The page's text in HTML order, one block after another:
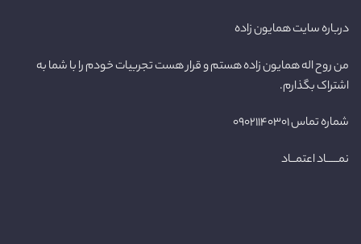
درباره سایت همایون زاده
من روح اله همایون زاده هستم و قرار هست تجربیات خودم را با شما به
اشتراک بگذارم.
شماره تماس ۰۹۰۲۱۱۴۰۳۰۱
نمـــــاد اعتمــاد